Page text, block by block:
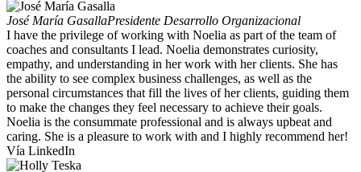
José María GasallaPresidente Desarrollo Organizacional
I have the privilege of working with Noelia as part of the team of
coaches and consultants I lead. Noelia demonstrates curiosity,
empathy, and understanding in her work with her clients. She has
the ability to see complex business challenges, as well as the
personal circumstances that fill the lives of her clients, guiding them
to make the changes they feel necessary to achieve their goals.
Noelia is the consummate professional and is always upbeat and
caring. She is a pleasure to work with and I highly recommend her!
Vía LinkedIn